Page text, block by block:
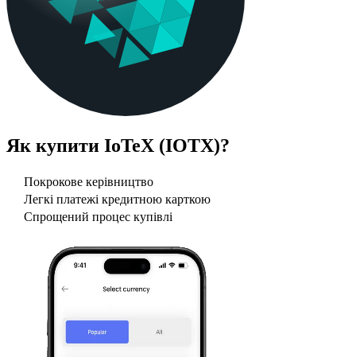
Як купити IoTeX (IOTX)?
Покрокове керівництво
Легкі платежі кредитною карткою
Спрощений процес купівлі